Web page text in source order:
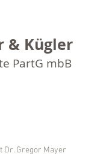
& Kügler
PartG mbB
Gregor Mayer